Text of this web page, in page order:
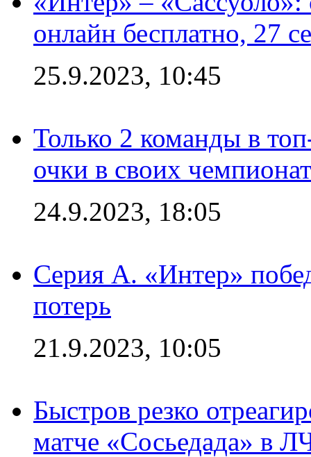
онлайн бесплатно, 27
25.9.2023, 10:45
Только 2 команды в
очки в своих
24.9.2023, 18:05
Серия А. «Интер»
потерь
21.9.2023, 10:05
Быстров резко
матче «Сосьедада» в